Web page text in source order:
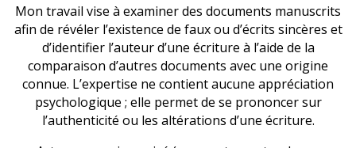
Mon travail vise à examiner des documents manuscrits
afin de révéler l’existence de faux ou d’écrits sincères et
d’identifier l’auteur d’une écriture à l’aide de la
comparaison d’autres documents avec une origine
connue. L’expertise ne contient aucune appréciation
psychologique ; elle permet de se prononcer sur
l’authenticité ou les altérations d’une écriture.